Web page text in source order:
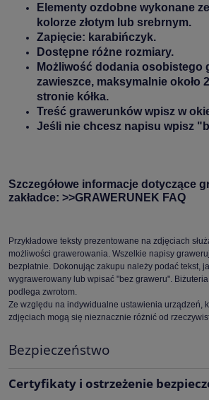
Elementy ozdobne wykonane
kolorze złotym lub srebrnym.
Zapięcie: karabińczyk.
Dostępne różne rozmiary.
Możliwość dodania osobistego
zawieszce, maksymalnie około
stronie kółka.
Treść grawerunków wpisz w
Jeśli nie chcesz napisu wpisz
Szczegółowe informacje dotyczące
zakładce: >>GRAWERUNEK FAQ
Przykładowe teksty prezentowane na zdjęciach
możliwości grawerowania. Wszelkie napisy
bezpłatnie. Dokonując zakupu należy podać tekst,
wygrawerowany lub wpisać "bez graweru".
podlega zwrotom.
Ze względu na indywidualne ustawienia urządzeń,
zdjęciach mogą się nieznacznie różnić od
Bezpieczeństwo
Certyfikaty i ostrzeżenie